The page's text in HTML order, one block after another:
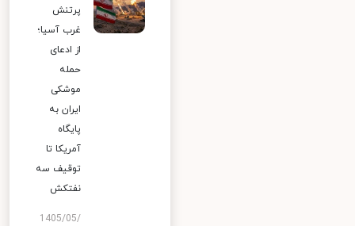
پرتنش
غرب آسیا؛
از ادعای
حمله
موشکی
ایران به
پایگاه
آمریکا تا
توقیف سه
نفتکش
1405/05/